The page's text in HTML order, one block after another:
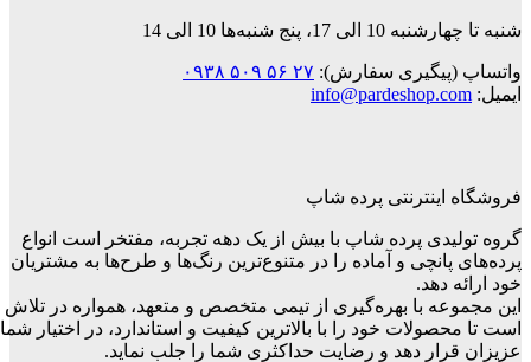
شنبه تا چهارشنبه 10 الی 17، پنج شنبه‌ها 10 الی 14
واتساپ (پیگیری سفارش):۲۷ ۵۶ ۵۰۹ ۰۹۳۸
ایمیل:info@pardeshop.com
فروشگاه اینترنتی پرده شاپ
گروه تولیدی پرده شاپ با بیش از یک دهه تجربه، مفتخر است انواع
پرده‌های پانچی و آماده را در متنوع‌ترین رنگ‌ها و طرح‌ها به مشتریان
خود ارائه دهد.
این مجموعه با بهره‌گیری از تیمی متخصص و متعهد، همواره در تلاش
است تا محصولات خود را با بالاترین کیفیت و استاندارد، در اختیار شما
عزیزان قرار دهد و رضایت حداکثری شما را جلب نماید.